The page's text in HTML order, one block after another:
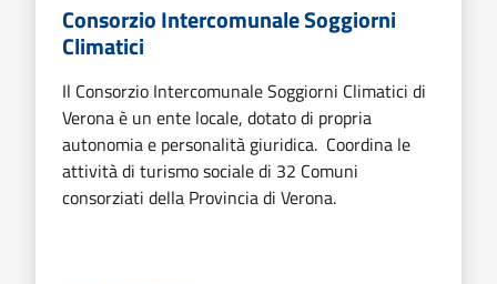
Consorzio Intercomunale Soggiorni
Climatici
Il Consorzio Intercomunale Soggiorni Climatici di
Verona è un ente locale, dotato di propria
autonomia e personalità giuridica. Coordina le
attività di turismo sociale di 32 Comuni
consorziati della Provincia di Verona.